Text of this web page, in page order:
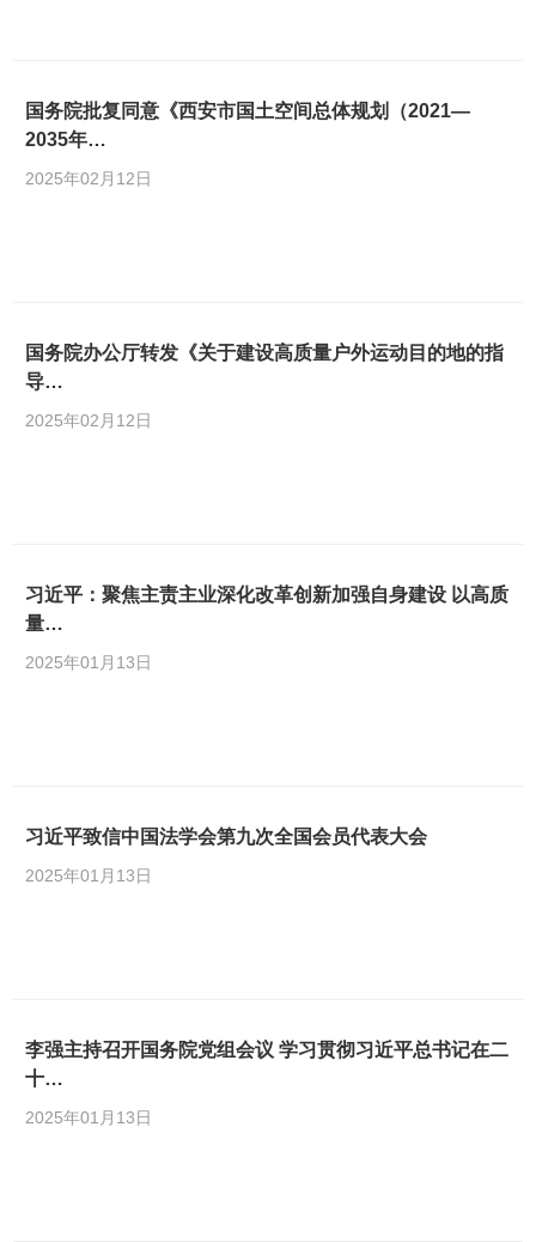
国务院批复同意《西安市国土空间总体规划（2021—
2035年…
2025年02月12日
国务院办公厅转发《关于建设高质量户外运动目的地的指
导…
2025年02月12日
习近平：聚焦主责主业深化改革创新加强自身建设 以高质
量…
2025年01月13日
习近平致信中国法学会第九次全国会员代表大会
2025年01月13日
李强主持召开国务院党组会议 学习贯彻习近平总书记在二
十…
2025年01月13日